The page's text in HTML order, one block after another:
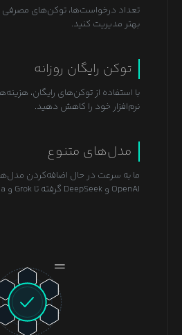
تعداد درخواست‌ها، توکن‌های مصرفی
بهتر مدیریت کنید.
توکن رایگان روزانه
با استفاده از توکن‌های رایگان،
نرم‌افزار خود را کاهش دهید.
مدل‌های متنوع
ما به سرعت در حال اضافه‌کردن
OpenAI و DeepSeek گرفته تا Grok و Meta.